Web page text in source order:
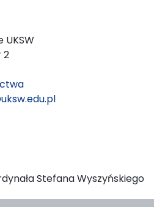
2
Stefana Wyszyńskiego